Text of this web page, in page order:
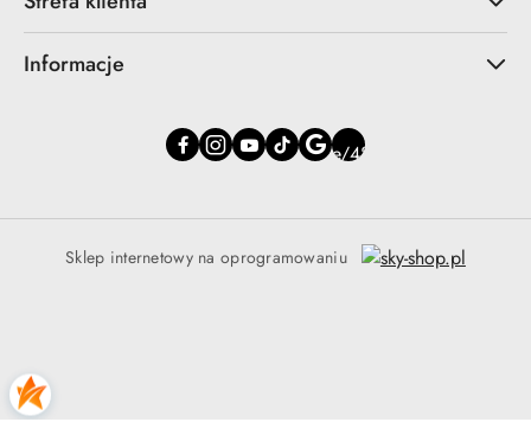
Informacje
Sklep internetowy na oprogramowaniu